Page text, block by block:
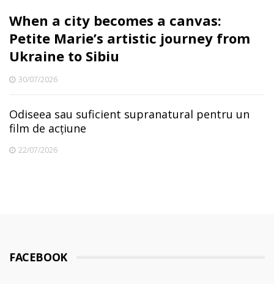
When a city becomes a canvas:
Petite Marie’s artistic journey from
Ukraine to Sibiu
30/07/2026
Odiseea sau suficient supranatural pentru un
film de acțiune
22/07/2026
FACEBOOK